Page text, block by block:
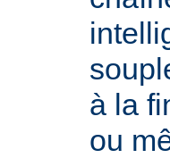
à la
ou